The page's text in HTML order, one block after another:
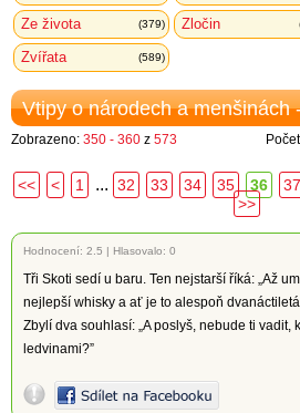
Ze života (379) Zločin
Zvířata (589)
Vtipy o národech a menšinách
Zobrazeno: 350 - 360 z 573
<< < 1 ... 32 33 34 35 36 37
>>
Hodnocení: 2.5 | Hlasovalo: 0
Tři Skoti sedí u baru. Ten nejstarší říká: „Až
nejlepší whisky a ať je to alespoň
Zbylí dva souhlasí: „A poslyš, nebude ti vadit,
ledvinami?”